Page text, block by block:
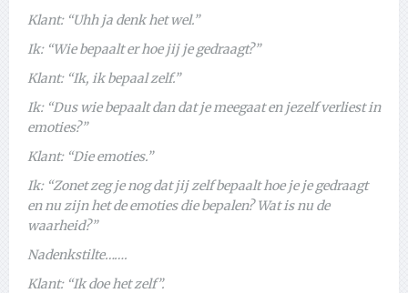
Klant: “Uhh ja denk het wel.”
Ik: “Wie bepaalt er hoe jij je gedraagt?”
Klant: “Ik, ik bepaal zelf.”
Ik: “Dus wie bepaalt dan dat je meegaat en jezelf verliest in
emoties?”
Klant: “Die emoties.”
Ik: “Zonet zeg je nog dat jij zelf bepaalt hoe je je gedraagt
en nu zijn het de emoties die bepalen? Wat is nu de
waarheid?”
Nadenkstilte…….
Klant: “Ik doe het zelf”.